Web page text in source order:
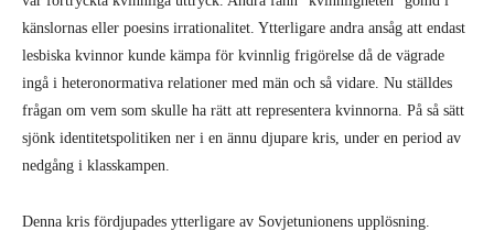
känslornas eller poesins irrationalitet. Ytterligare andra ansåg att endast
lesbiska kvinnor kunde kämpa för kvinnlig frigörelse då de vägrade
ingå i heteronormativa relationer med män och så vidare. Nu ställdes
frågan om vem som skulle ha rätt att representera kvinnorna. På så sätt
sjönk identitetspolitiken ner i en ännu djupare kris, under en period av
nedgång i klasskampen.
Denna kris fördjupades ytterligare av Sovjetunionens upplösning.